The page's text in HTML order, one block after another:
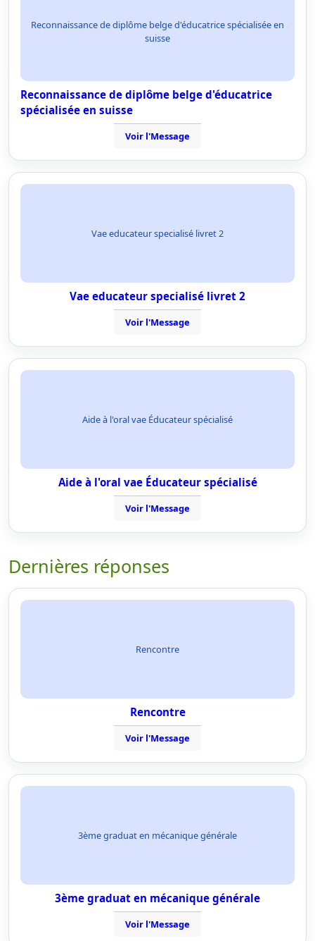
Reconnaissance de diplôme belge d'éducatrice spécialisée en
suisse
Reconnaissance de diplôme belge d'éducatrice
spécialisée en suisse
Voir l'Message
Vae educateur specialisé livret 2
Vae educateur specialisé livret 2
Voir l'Message
Aide à l'oral vae Éducateur spécialisé
Aide à l'oral vae Éducateur spécialisé
Voir l'Message
Dernières réponses
Rencontre
Rencontre
Voir l'Message
3ème graduat en mécanique générale
3ème graduat en mécanique générale
Voir l'Message